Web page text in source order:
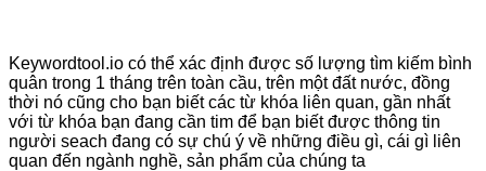
Keywordtool.io có thể xác định được số lượng tìm kiếm bình
quân trong 1 tháng trên toàn cầu, trên một đất nước, đồng
thời nó cũng cho bạn biết các từ khóa liên quan, gần nhất
với từ khóa bạn đang cần tim để bạn biết được thông tin
người seach đang có sự chú ý về những điều gì, cái gì liên
quan đến ngành nghề, sản phẩm của chúng ta